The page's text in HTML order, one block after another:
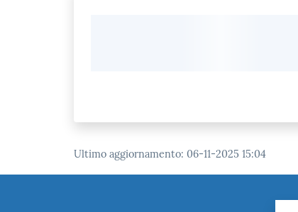
Ultimo aggiornamento: 06-11-2025 15:04